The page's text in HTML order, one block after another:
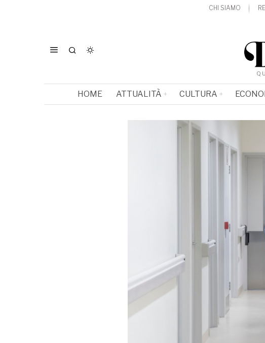
CHI SIAMO
HOME ATTUALITÀ CULTURA